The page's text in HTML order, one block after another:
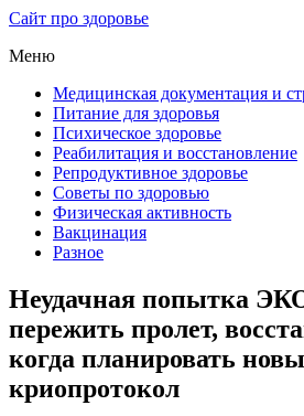
Сайт про здоровье
Меню
Медицинская документация и
Питание для здоровья
Психическое здоровье
Реабилитация и восстановление
Репродуктивное здоровье
Советы по здоровью
Физическая активность
Вакцинация
Разное
Неудачная попытка
пережить пролет,
когда планировать
криопротокол